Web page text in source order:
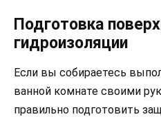
Подготовка
гидроизоляции
Если вы собираетесь
ванной комнате своими
правильно подготовить